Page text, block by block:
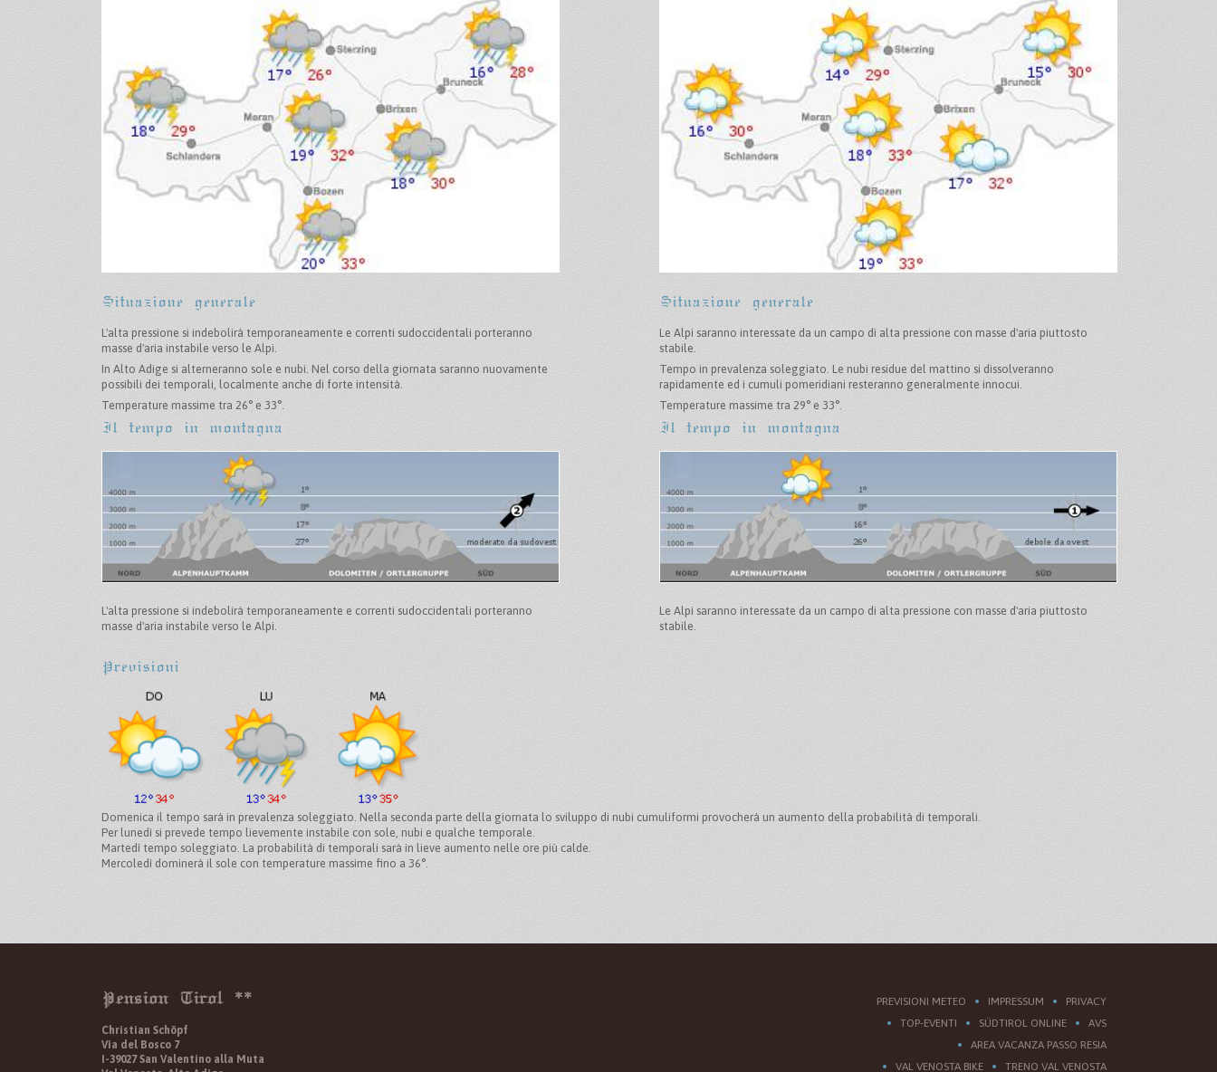
Situazione generale
L'alta pressione si indebolirà temporaneamente e correnti sudoccidentali porteranno
masse d'aria instabile verso le Alpi.
In Alto Adige si alterneranno sole e nubi. Nel corso della giornata saranno nuovamente
possibili dei temporali, localmente anche di forte intensità.
Temperature massime tra 26° e 33°.
Il tempo in montagna
L'alta pressione si indebolirà temporaneamente e correnti sudoccidentali porteranno
masse d'aria instabile verso le Alpi.
Situazione generale
Le Alpi saranno interessate da un campo di alta pressione con masse d'aria piuttosto
stabile.
Tempo in prevalenza soleggiato. Le nubi residue del mattino si dissolveranno
rapidamente ed i cumuli pomeridiani resteranno generalmente innocui.
Temperature massime tra 29° e 33°.
Il tempo in montagna
Le Alpi saranno interessate da un campo di alta pressione con masse d'aria piuttosto
stabile.
Previsioni
Domenica il tempo sarà in prevalenza soleggiato. Nella seconda parte della giornata lo sviluppo di nubi cumuliformi provocherà un aumento della probabilità di temporali.
Per lunedì si prevede tempo lievemente instabile con sole, nubi e qualche temporale.
Martedì tempo soleggiato. La probabilità di temporali sarà in lieve aumento nelle ore più calde.
Mercoledì dominerà il sole con temperature massime fino a 36°.
Pension Tirol **
Christian Schöpf
Via del Bosco 7
I-39027 San Valentino alla Muta
PREVISIONI METEO IMPRESSUM
PRIVACY
TOP-EVENTI
SÜDTIROL ONLINE
AVS
AREA VACANZA PASSO RESIA
VAL VENOSTA BIKE
TRENO VAL VENOSTA